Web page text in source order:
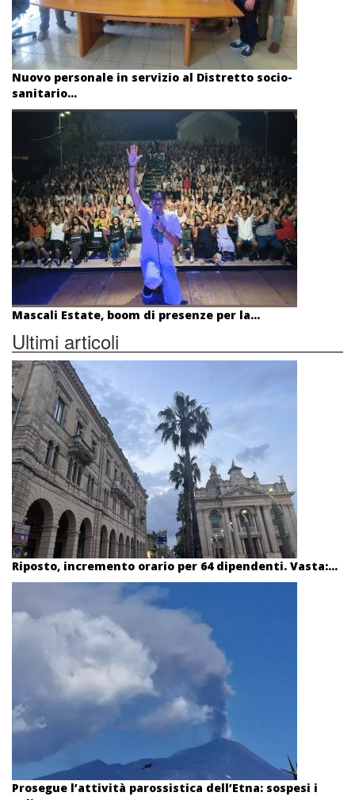
Nuovo personale in servizio al Distretto socio-
sanitario...
Mascali Estate, boom di presenze per la...
Ultimi articoli
Riposto, incremento orario per 64 dipendenti. Vasta:...
Prosegue l’attività parossistica dell’Etna: sospesi i